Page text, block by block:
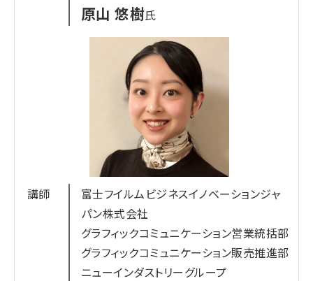
プロフィール
株式会社ギークプラス
小学校時代に単身英国留学を果たし、帰国後、慶応
大学を卒業し、モルガン・スタンレーに入社。2006
年、アッカ・インターナショナルを設立。17年に大和
ハウス工業に譲渡。同年、中国企業とともに物流ロ
ボティクス企業「ギークプラス」を設立し、代表取締
役CEOに就任。
原山 悠樹氏
講師
富士フイルムビジネスイノベーションジャ
パン株式会社
グラフィックコミュニケーション営業統括部
グラフィックコミュニケーション販売推進部
ニューインダストリーグループ